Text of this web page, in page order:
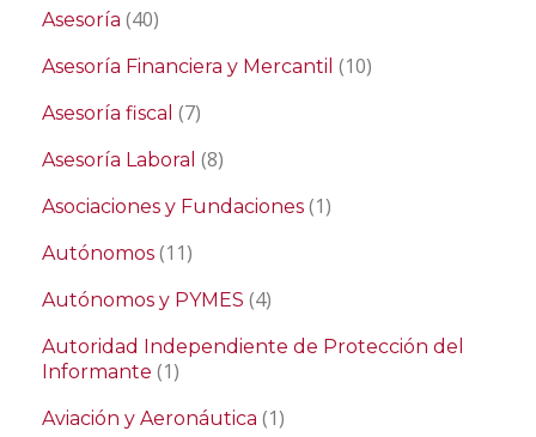
Asesoría (40)
Asesoría Financiera y Mercantil (10)
Asesoría fiscal (7)
Asesoría Laboral (8)
Asociaciones y Fundaciones (1)
Autónomos (11)
Autónomos y PYMES (4)
Autoridad Independiente de Protección del
Informante (1)
Aviación y Aeronáutica (1)